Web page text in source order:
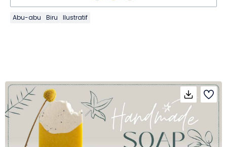
Abu-abu Biru Ilustratif